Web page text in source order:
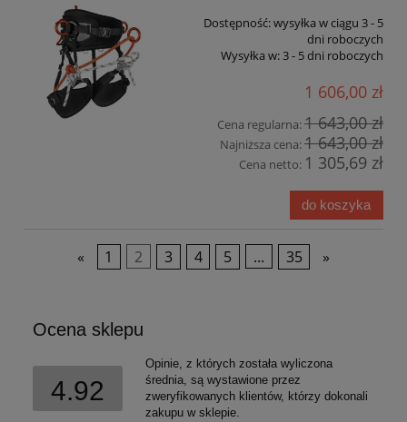
Dostępność:wysyłka w ciągu 3 - 5
dni roboczych
Wysyłka w:3 - 5 dni roboczych
1 606,00 zł
Cena regularna:1 643,00 zł
Najniższa cena:1 643,00 zł
Cena netto: 1 305,69 zł
do koszyka
« 1 2 3 4 5 ... 35 »
Ocena sklepu
4.92
Opinie, z których została wyliczona
średnia, są wystawione przez
zweryfikowanych klientów, którzy dokonali
zakupu w sklepie.